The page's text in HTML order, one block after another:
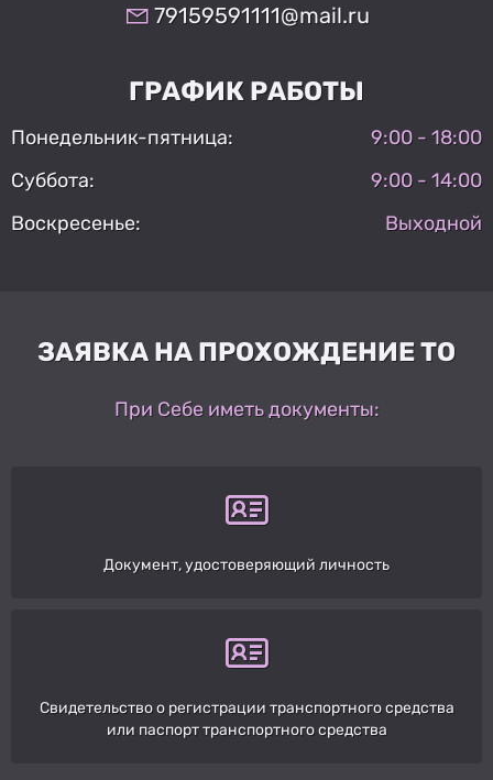
79159591111@mail.ru
ГРАФИК РАБОТЫ
Понедельник-пятница:
9:00 - 18:00
Суббота:
9:00 - 14:00
Воскресенье:
Выходной
ЗАЯВКА НА ПРОХОЖДЕНИЕ ТО
При Себе иметь документы:
Документ, удостоверяющий личность
Свидетельство о регистрации транспортного средства
или паспорт транспортного средства